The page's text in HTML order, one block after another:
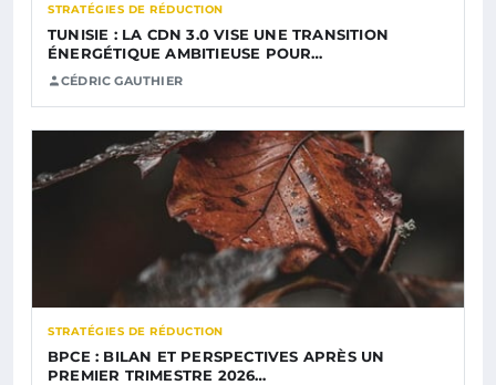
STRATÉGIES DE RÉDUCTION
TUNISIE : LA CDN 3.0 VISE UNE TRANSITION
ÉNERGÉTIQUE AMBITIEUSE POUR…
CÉDRIC GAUTHIER
STRATÉGIES DE RÉDUCTION
BPCE : BILAN ET PERSPECTIVES APRÈS UN
PREMIER TRIMESTRE 2026…